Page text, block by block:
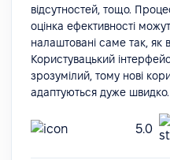
відсутностей, тощо.
оцінка ефективності
налаштовані саме так, як
Користувацький інтерфейс
зрозумілий, тому нові
адаптуються дуже швидко.
5.0